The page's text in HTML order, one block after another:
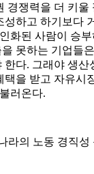
경쟁력을 더 키울
성하고 하기보다
화된 사람이 승부
못하는 기업들
한다. 그래야 생산
을 받고 자유시
러온다.
라의 노동 경직성